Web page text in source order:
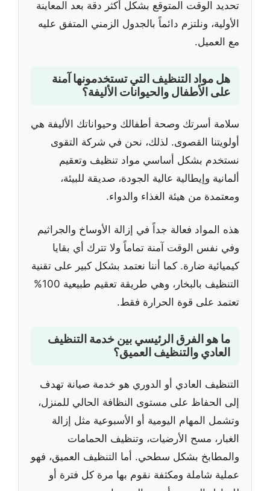
تحديد الوقت المتوقع بشكل أكثر دقة بعد المعاينة
الأولية، ونلتزم دائماً بالجدول الزمني المتفق عليه
مع العميل.
هل مواد التنظيف التي تستخدمونها آمنة
على الأطفال والحيوانات الأليفة؟
سلامة أسرتك وصحة أطفالك وحيواناتك الأليفة هي
أولويتنا القصوى. لذلك، نحن في شركة التقوى
نستخدم بشكل أساسي مواد تنظيف وتعقيم
ألمانية وإيطالية عالية الجودة، صديقة للبيئة،
ومعتمدة من هيئة الغذاء والدواء.
هذه المواد فعالة جداً في إزالة الأوساخ والجراثيم
وفي نفس الوقت آمنة تماماً ولا تترك أي بقايا
كيميائية ضارة. كما أننا نعتمد بشكل كبير على تقنية
التنظيف بالبخار، وهي طريقة تعقيم طبيعية 100%
تعتمد على قوة الحرارة فقط.
ما هو الفرق الرئيسي بين خدمة التنظيف
العادي والتنظيف العميق؟
التنظيف العادي أو الدوري هو خدمة صيانة تهدف
إلى الحفاظ على مستوى النظافة الحالي للمنزل،
وتشمل المهام اليومية أو الأسبوعية مثل إزالة
الغبار، مسح الأرضيات، وتنظيف الحمامات
والمطابخ بشكل سطحي. أما التنظيف العميق، فهو
عملية شاملة ومكثفة نقوم بها مرة كل فترة أو